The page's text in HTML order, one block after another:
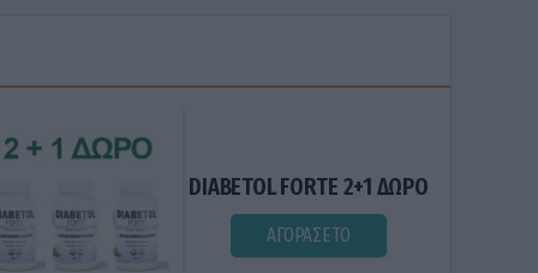
DIABETOL FORTE 2+1 ΔΩΡΟ
ΑΓΟΡΑΣΕ ΤΟ